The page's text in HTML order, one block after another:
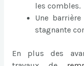
les combles.
Une
stagnante
En plus des